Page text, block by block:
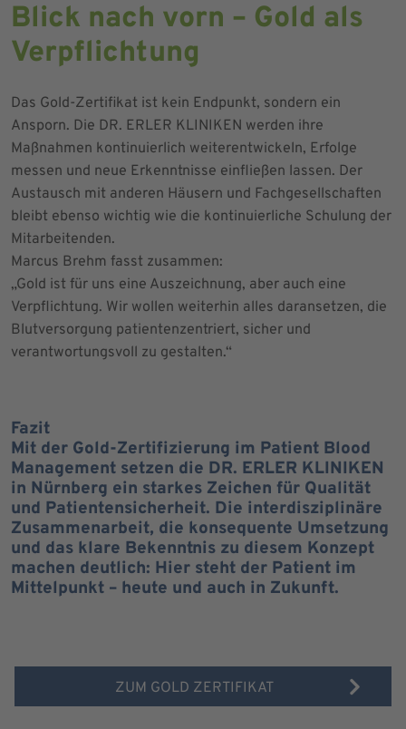
Blick nach vorn – Gold als
Verpflichtung
Das Gold-Zertifikat ist kein Endpunkt, sondern ein
Ansporn. Die DR. ERLER KLINIKEN werden ihre
Maßnahmen kontinuierlich weiterentwickeln, Erfolge
messen und neue Erkenntnisse einfließen lassen. Der
Austausch mit anderen Häusern und Fachgesellschaften
bleibt ebenso wichtig wie die kontinuierliche Schulung der
Mitarbeitenden.
Marcus Brehm fasst zusammen:
„Gold ist für uns eine Auszeichnung, aber auch eine
Verpflichtung. Wir wollen weiterhin alles daransetzen, die
Blutversorgung patientenzentriert, sicher und
verantwortungsvoll zu gestalten.“
Fazit
Mit der Gold-Zertifizierung im Patient Blood
Management setzen die DR. ERLER KLINIKEN
in Nürnberg ein starkes Zeichen für Qualität
und Patientensicherheit. Die interdisziplinäre
Zusammenarbeit, die konsequente Umsetzung
und das klare Bekenntnis zu diesem Konzept
machen deutlich: Hier steht der Patient im
Mittelpunkt – heute und auch in Zukunft.
ZUM GOLD ZERTIFIKAT